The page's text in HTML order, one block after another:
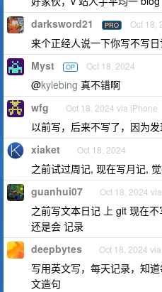
darksword21 PRO Oct 18,
来个正经人说一下你写不写
Myst OP Oct 18, 2024
@kylebing 真不错啊
wfg Oct 18, 2024 via iPhone
以前写，后来不写了，因为
xiaket Oct 18, 2024
之前试过周记, 现在写月记,
guanhui07 Oct 18, 2024
之前写文本日记 上 git 现在
还是会 记录
deepbytes Oct 18, 2024
写用英文写，每天记录，知
文造句